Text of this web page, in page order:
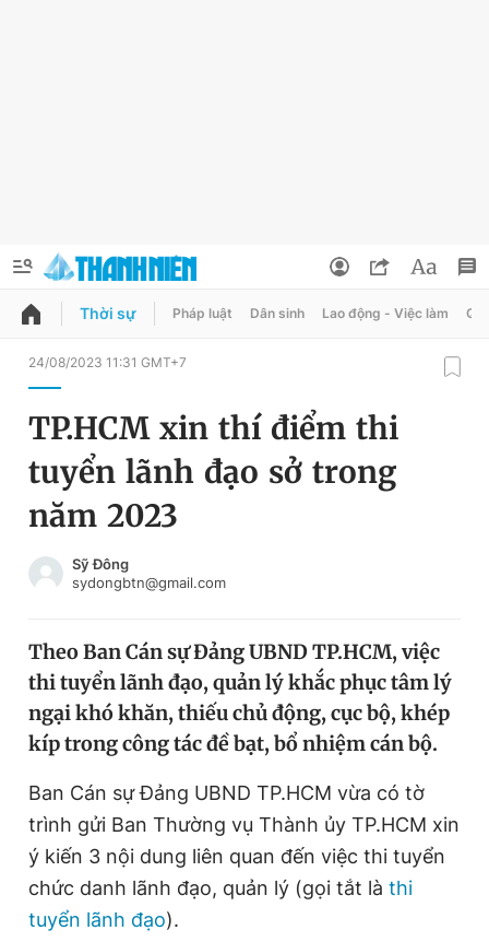
QUẢNG CÁO
Chuyên mục
Chuyên mục khác
Chào ngày mới
Video Magazine
Tiện ích Bạn cần biết
Thông tin tòa soạn Liên hệ quảng cáo
Đổi mật khẩu
Tin đã lưu
Đăng xuất
Thời sự Pháp luật Dân sinh Lao động - Việc làm
24/08/2023 11:31 GMT+7
TP.HCM xin thí điểm thi
tuyển lãnh đạo sở trong
năm 2023
Sỹ Đông
sydongbtn@gmail.com
Theo Ban Cán sự Đảng UBND TP.HCM, việc
thi tuyển lãnh đạo, quản lý khắc phục tâm lý
ngại khó khăn, thiếu chủ động, cục bộ, khép
kíp trong công tác đề bạt, bổ nhiệm cán bộ.
Ban Cán sự Đảng UBND TP.HCM vừa có tờ
trình gửi Ban Thường vụ Thành ủy TP.HCM xin
ý kiến 3 nội dung liên quan đến việc thi tuyển
chức danh lãnh đạo, quản lý (gọi tắt là thi
tuyển lãnh đạo).